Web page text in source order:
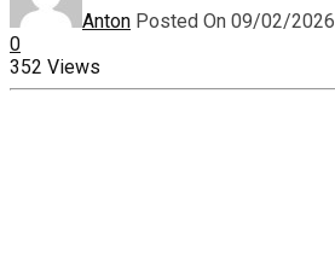
Anton Posted On 09/02/2026
0
352 Views